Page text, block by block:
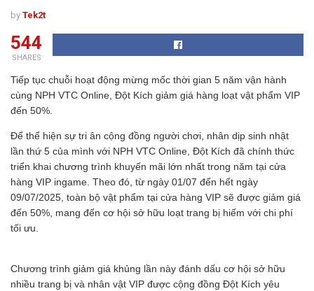
by Tek2t
544
SHARES
Tiếp tục chuỗi hoạt động mừng mốc thời gian 5 năm vận hành
cùng NPH VTC Online, Đột Kích giảm giá hàng loạt vật phẩm VIP
đến 50%.
Để thể hiện sự tri ân cộng đồng người chơi, nhân dịp sinh nhật
lần thứ 5 của mình với NPH VTC Online, Đột Kích đã chính thức
triển khai chương trình khuyến mãi lớn nhất trong năm tại cửa
hàng VIP ingame. Theo đó, từ ngày 01/07 đến hết ngày
09/07/2025, toàn bộ vật phẩm tại cửa hàng VIP sẽ được giảm giá
đến 50%, mang đến cơ hội sở hữu loạt trang bị hiếm với chi phí
tối ưu.
Chương trình giảm giá khủng lần này đánh dấu cơ hội sở hữu
nhiều trang bị và nhân vật VIP được cộng đồng Đột Kích yêu